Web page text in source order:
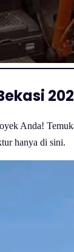
Anda!
hanya di sini.